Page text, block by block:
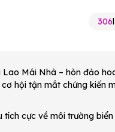
306
Mái Nhà – hòn đảo
hội tận mắt chứng kiến
cực về môi trường biển